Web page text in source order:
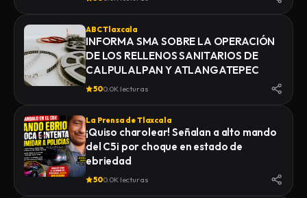
ABC Tlaxcala
INFORMA SMA SOBRE LA OPERACIÓN
DE LOS RELLENOS SANITARIOS DE
CALPULALPAN Y ATLANGATEPEC
500.0K lecturas
La Prensa de Tlaxcala
¡Quiso charolear! Señalan a alto mando
del C5i por choque en estado de
ebriedad
500.0K lecturas